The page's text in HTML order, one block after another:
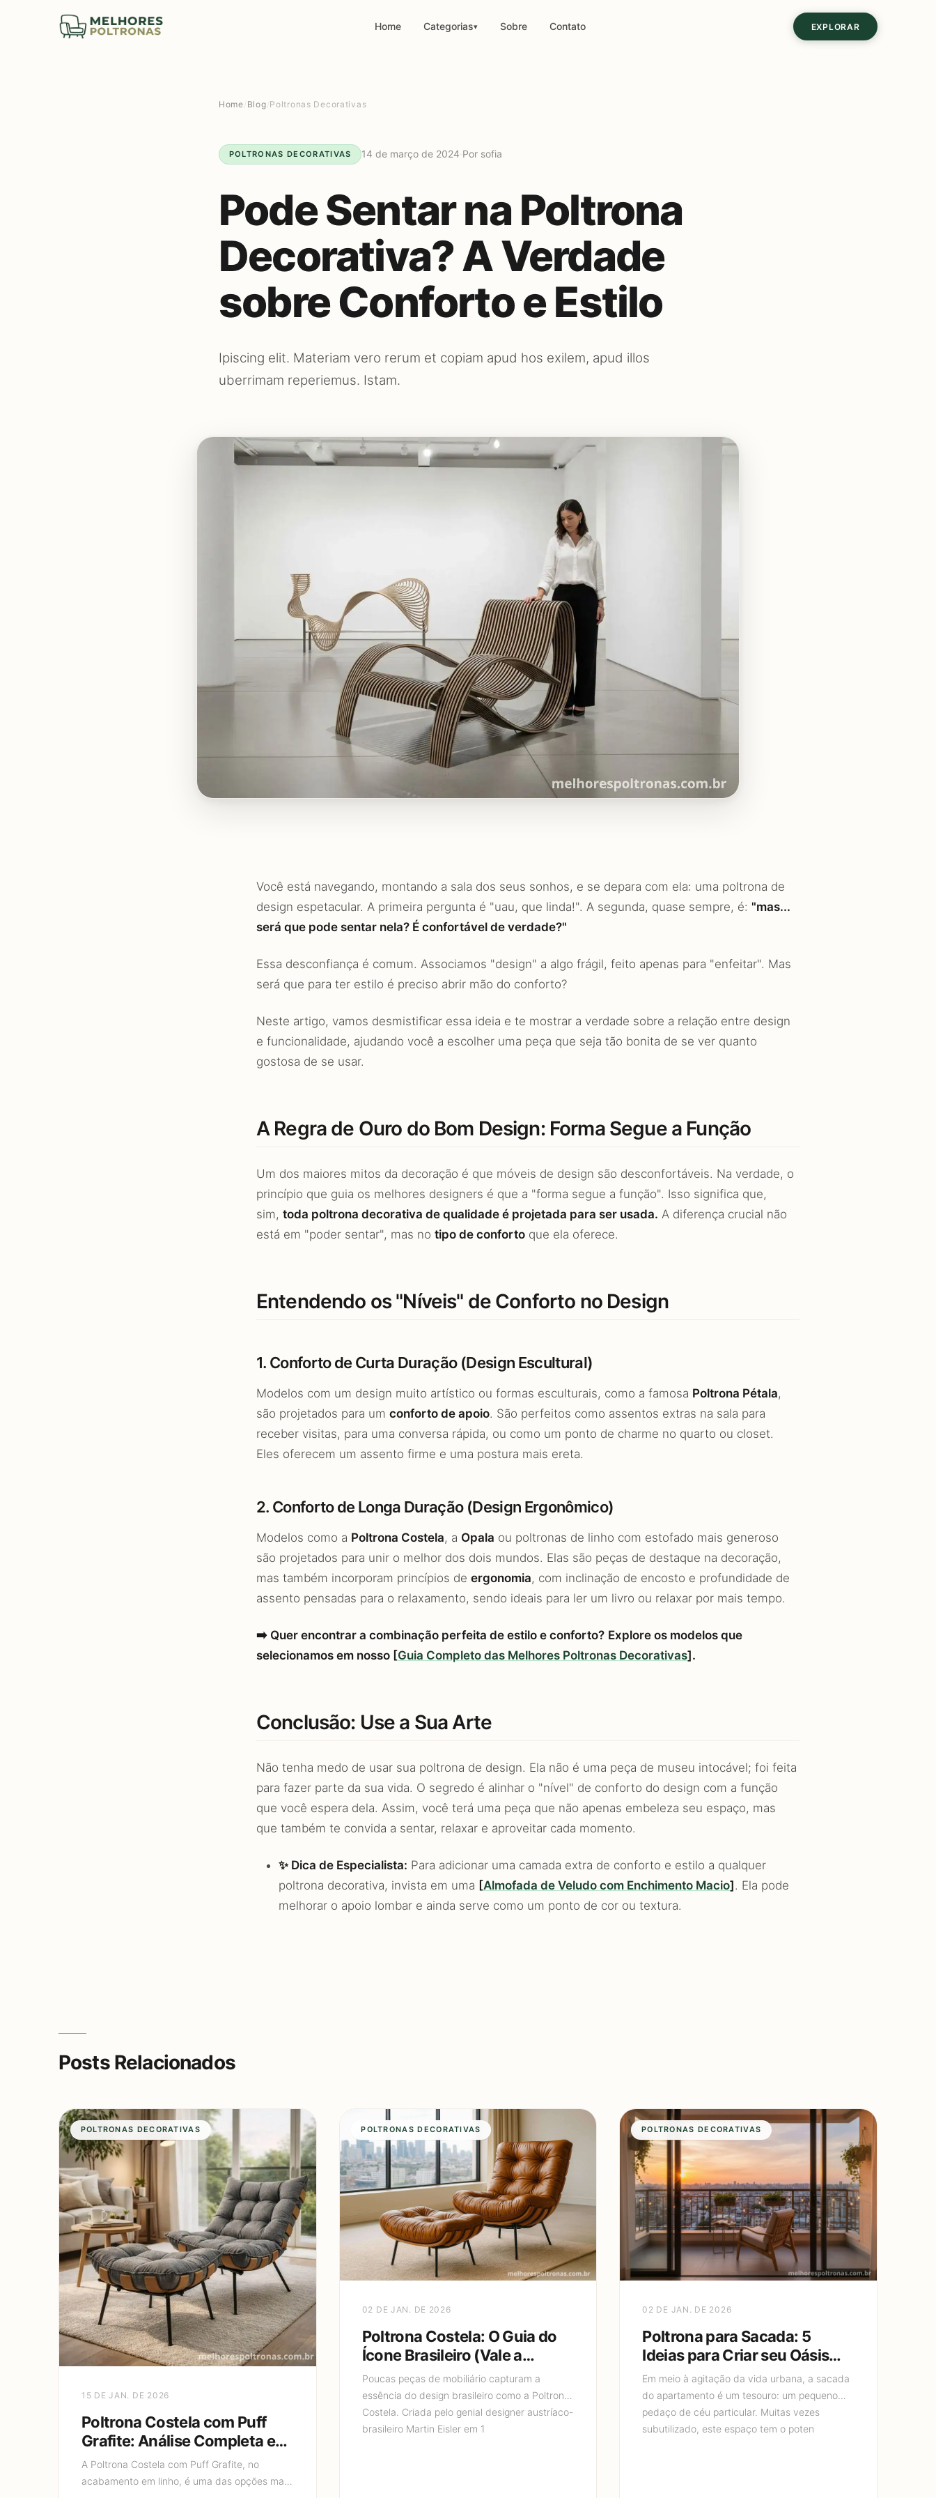
Home Categorias▾ Sobre Contato EXPLORAR
Home Blog Poltronas Decorativas
POLTRONAS DECORATIVAS 14 de março de 2024·Por sofia
Pode Sentar na Poltrona
Decorativa? A Verdade
sobre Conforto e Estilo
Ipiscing elit. Materiam vero rerum et copiam apud hos exilem, apud illos
uberrimam reperiemus. Istam.
Você está navegando, montando a sala dos seus sonhos, e se depara com ela: uma poltrona de
design espetacular. A primeira pergunta é "uau, que linda!". A segunda, quase sempre, é: "mas...
será que pode sentar nela? É confortável de verdade?"
Essa desconfiança é comum. Associamos "design" a algo frágil, feito apenas para "enfeitar". Mas
será que para ter estilo é preciso abrir mão do conforto?
Neste artigo, vamos desmistificar essa ideia e te mostrar a verdade sobre a relação entre design
e funcionalidade, ajudando você a escolher uma peça que seja tão bonita de se ver quanto
gostosa de se usar.
A Regra de Ouro do Bom Design: Forma Segue a Função
Um dos maiores mitos da decoração é que móveis de design são desconfortáveis. Na verdade, o
princípio que guia os melhores designers é que a "forma segue a função". Isso significa que,
sim, toda poltrona decorativa de qualidade é projetada para ser usada. A diferença crucial não
está em "poder sentar", mas no tipo de conforto que ela oferece.
Entendendo os "Níveis" de Conforto no Design
1. Conforto de Curta Duração (Design Escultural)
Modelos com um design muito artístico ou formas esculturais, como a famosa Poltrona Pétala,
são projetados para um conforto de apoio. São perfeitos como assentos extras na sala para
receber visitas, para uma conversa rápida, ou como um ponto de charme no quarto ou closet.
Eles oferecem um assento firme e uma postura mais ereta.
2. Conforto de Longa Duração (Design Ergonômico)
Modelos como a Poltrona Costela, a Opala ou poltronas de linho com estofado mais generoso
são projetados para unir o melhor dos dois mundos. Elas são peças de destaque na decoração,
mas também incorporam princípios de ergonomia, com inclinação de encosto e profundidade de
assento pensadas para o relaxamento, sendo ideais para ler um livro ou relaxar por mais tempo.
➡️ Quer encontrar a combinação perfeita de estilo e conforto? Explore os modelos que
selecionamos em nosso [Guia Completo das Melhores Poltronas Decorativas].
Conclusão: Use a Sua Arte
Não tenha medo de usar sua poltrona de design. Ela não é uma peça de museu intocável; foi feita
para fazer parte da sua vida. O segredo é alinhar o "nível" de conforto do design com a função
que você espera dela. Assim, você terá uma peça que não apenas embeleza seu espaço, mas
que também te convida a sentar, relaxar e aproveitar cada momento.
✨ Dica de Especialista: Para adicionar uma camada extra de conforto e estilo a qualquer
poltrona decorativa, invista em uma [Almofada de Veludo com Enchimento Macio]. Ela pode
melhorar o apoio lombar e ainda serve como um ponto de cor ou textura.
Posts Relacionados
POLTRONAS DECORATIVAS
15 DE JAN. DE 2026
Poltrona Costela com Puff
Grafite: Análise Completa em
2026
A Poltrona Costela com Puff Grafite, no
acabamento em linho, é uma das opções mais
POLTRONAS DECORATIVAS
02 DE JAN. DE 2026
Poltrona Costela: O Guia do
Ícone Brasileiro (Vale a
Pena?)
Poucas peças de mobiliário capturam a
essência do design brasileiro como a Poltrona
Costela. Criada pelo genial designer austríaco-
brasileiro Martin Eisler em 1
POLTRONAS DECORATIVAS
02 DE JAN. DE 2026
Poltrona para Sacada: 5
Ideias para Criar seu Oásis
Urbano
Em meio à agitação da vida urbana, a sacada
do apartamento é um tesouro: um pequeno
pedaço de céu particular. Muitas vezes
subutilizado, este espaço tem o poten